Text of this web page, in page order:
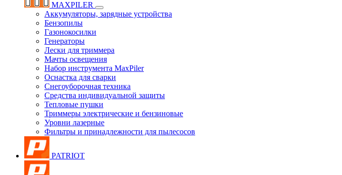
MAXPILER
Аккумуляторы, зарядные устройства
Бензопилы
Газонокосилки
Генераторы
Лески для триммера
Мачты освещения
Набор инструмента MaxPiler
Оснастка для сварки
Снегоуборочная техника
Средства индивидуальной защиты
Тепловые пушки
Триммеры электрические и бензиновые
Уровни лазерные
Фильтры и принадлежности для пылесосов
PATRIOT